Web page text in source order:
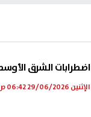
اضطرابات الشرق
الإثنين 29/06/2026 06:42 ص